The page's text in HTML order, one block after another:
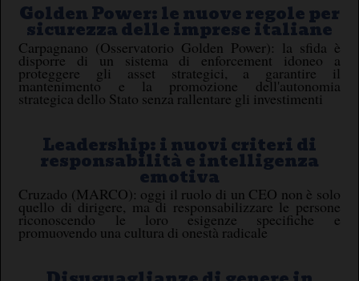
Golden Power: le nuove regole per
sicurezza delle imprese italiane
Carpagnano (Osservatorio Golden Power): la sfida è
disporre di un sistema di enforcement idoneo a
proteggere gli asset strategici, a garantire il
mantenimento e la promozione dell'autonomia
strategica dello Stato senza rallentare gli investimenti
Leadership: i nuovi criteri di
responsabilità e intelligenza
emotiva
Cruzado (MARCO): oggi il ruolo di un CEO non è solo
quello di dirigere, ma di responsabilizzare le persone
riconoscendo le loro esigenze specifiche e
promuovendo una cultura di onestà radicale